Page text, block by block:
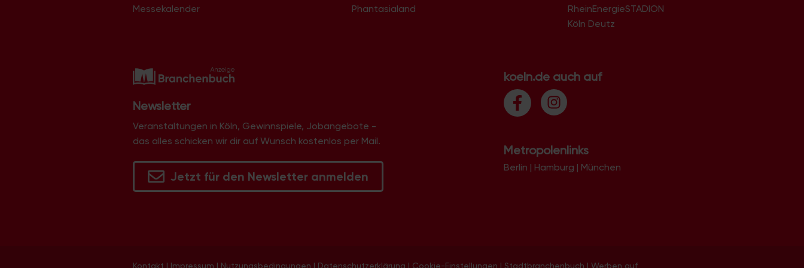
Messekalender
Phantasialand
RheinEnergieSTADION
Köln Deutz
Newsletter
Veranstaltungen in Köln, Gewinnspiele, Jobangebote -
das alles schicken wir dir auf Wunsch kostenlos per Mail.
Jetzt für den Newsletter anmelden
koeln.de auch auf
Metropolenlinks
Berlin | Hamburg | München
Kontakt | Impressum | Nutzungsbedingungen | Datenschutzerklärung | Cookie-Einstellungen | Stadtbranchenbuch | Werben auf